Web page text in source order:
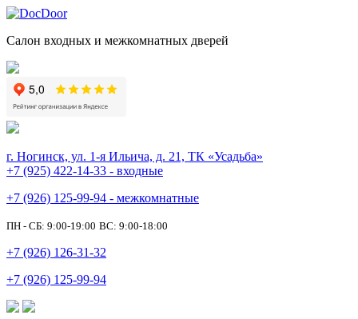
Салон входных и межкомнатных дверей
г. Ногинск, ул. 1-я Ильича, д. 21, ТК «Усадьба»
+7 (925) 422-14-33 - входные
+7 (926) 125-99-94 - межкомнатные
ПН - СБ: 9:00-19:00 ВС: 9:00-18:00
+7 (926) 126-31-32
+7 (926) 125-99-94